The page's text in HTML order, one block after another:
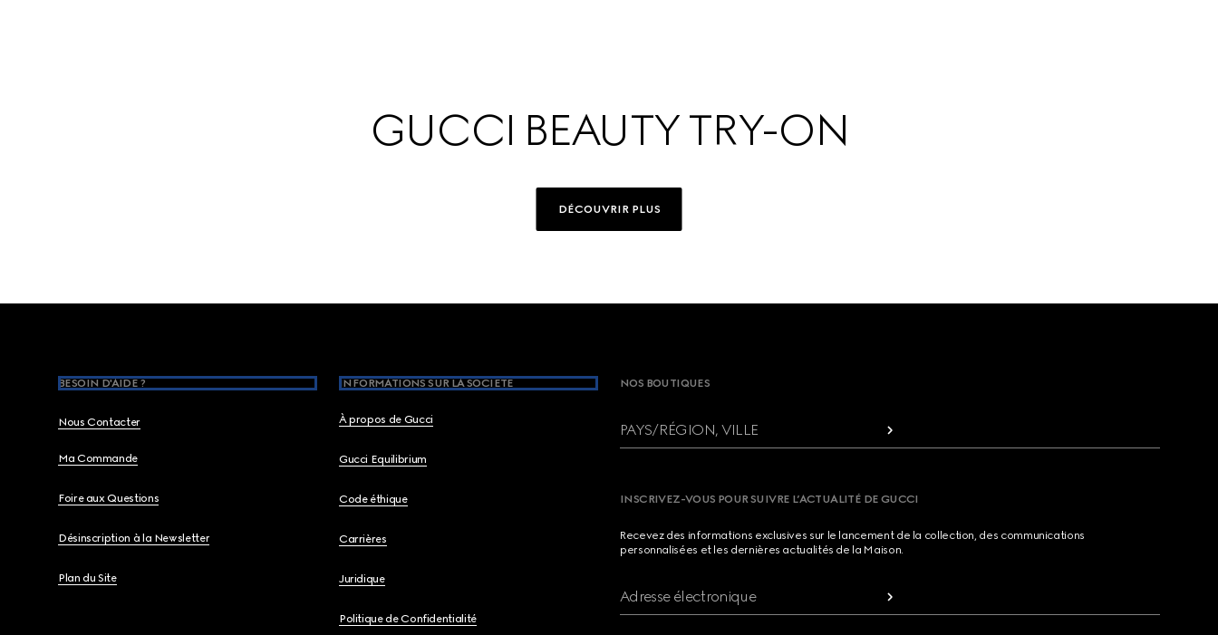
GUCCI BEAUTY TRY-ON
DÉCOUVRIR PLUS
BESOIN D'AIDE ?
Nous Contacter
Ma Commande
Foire aux Questions
Désinscription à la Newsletter
Plan du Site
INFORMATIONS SUR LA SOCIETE
À propos de Gucci
Gucci Equilibrium
Code éthique
Carrières
Juridique
Politique de Confidentialité
NOS BOUTIQUES
PAYS/RÉGION, VILLE
INSCRIVEZ-VOUS POUR SUIVRE L’ACTUALITÉ DE GUCCI
Recevez des informations exclusives sur le lancement de la collection, des communications
personnalisées et les dernières actualités de la Maison.
Adresse électronique